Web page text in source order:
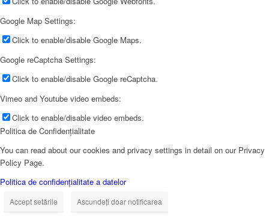
Google Map Settings:
Click to enable/disable Google Maps.
Google reCaptcha Settings:
Click to enable/disable Google reCaptcha.
Vimeo and Youtube video embeds:
Click to enable/disable video embeds.
Politica de Confidențialitate
You can read about our cookies and privacy settings in detail on our Privacy
Policy Page.
Politica de confidențialitate a datelor
Accept setările Ascundeți doar notificarea